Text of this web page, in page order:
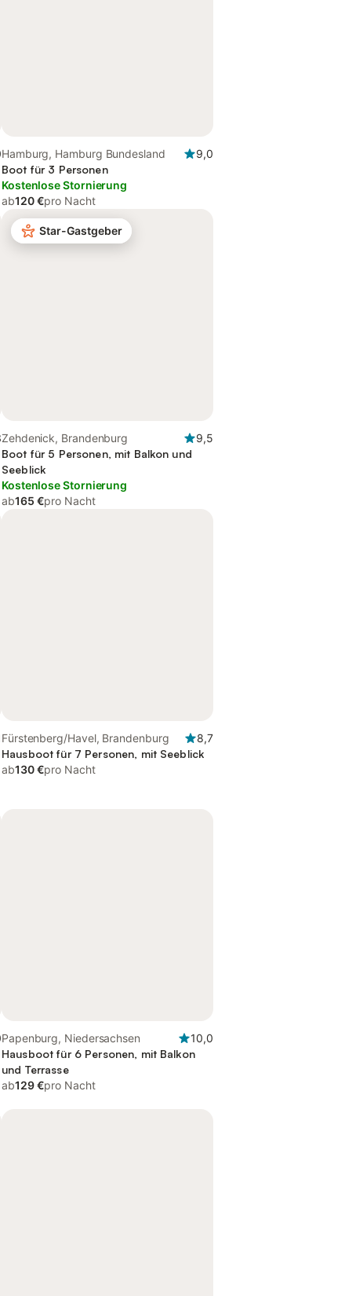
Hamburg, Hamburg Bundesland
9,0
Boot für 3 Personen
Kostenlose Stornierung
ab120 €pro Nacht
Star-Gastgeber
Zehdenick, Brandenburg
9,5
Boot für 5 Personen, mit Balkon und
Seeblick
Kostenlose Stornierung
ab165 €pro Nacht
Fürstenberg/Havel, Brandenburg
8,7
Hausboot für 7 Personen, mit Seeblick
ab130 €pro Nacht
Papenburg, Niedersachsen
10,0
Hausboot für 6 Personen, mit Balkon
und Terrasse
ab129 €pro Nacht